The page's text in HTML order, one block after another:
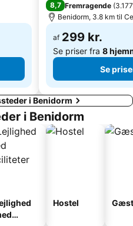
Centro Histórico
Casino Mediterráneo
8,7 Fremragende (
Benidorm, 3.8 km til
af 299 kr.
Se priser fra 8
Se
i Benidorm
i Benidorm
Hostel